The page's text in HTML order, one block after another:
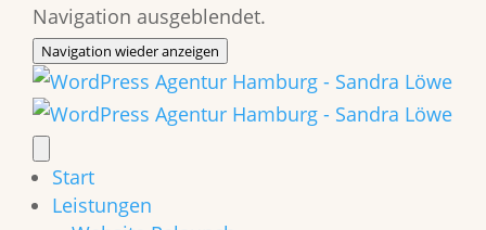
Navigation ausgeblendet.
Navigation wieder anzeigen
Start
Leistungen